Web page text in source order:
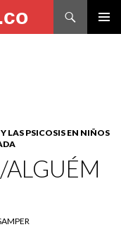
LAS PSICOSIS EN NIÑOS